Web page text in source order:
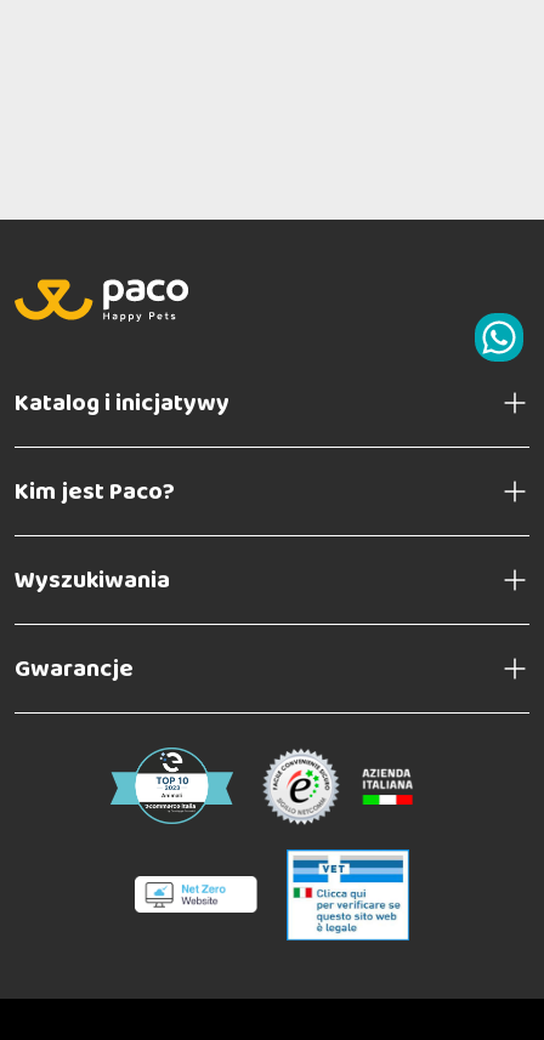
Katalog i inicjatywy
Kim jest Paco?
Wyszukiwania
Gwarancje